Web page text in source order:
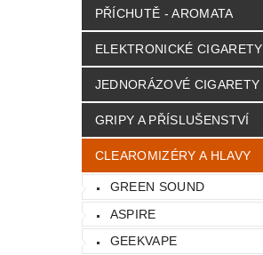
PŘÍCHUTĚ - AROMATA
ELEKTRONICKÉ CIGARETY
JEDNORÁZOVÉ CIGARETY
GRIPY A PŘÍSLUŠENSTVÍ
CLEAROMIZÉRY A HLAVY
GREEN SOUND
ASPIRE
GEEKVAPE